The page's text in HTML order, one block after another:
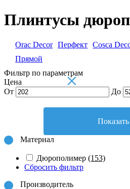
Плинтусы
Orac Decor Перфект Cosca
Прямой
Фильтр по параметрам
×
Цена
От
До
Показать
Материал
Дюрополимер (153)
Сбросить фильтр
Производитель